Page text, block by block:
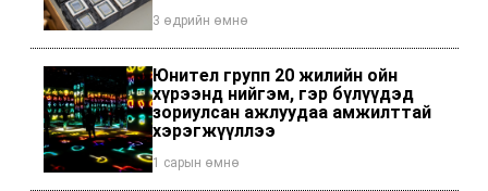
3 өдрийн өмнө
Юнител групп 20 жилийн ойн
хүрээнд нийгэм, гэр бүлүүдэд
зориулсан ажлуудаа амжилттай
хэрэгжүүллээ
1 сарын өмнө